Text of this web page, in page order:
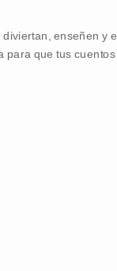
enseñen y
que tus